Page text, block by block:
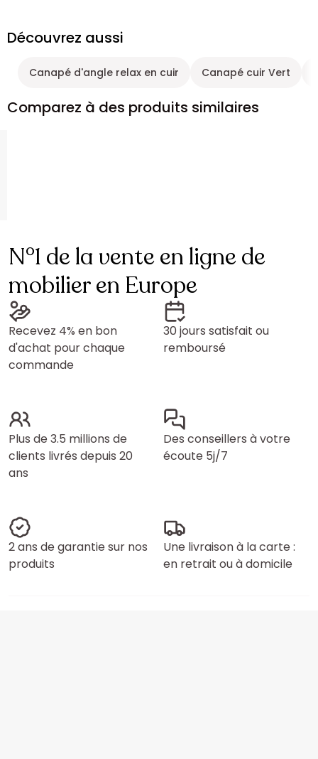
Découvrez aussi
Canapé d'angle relax en cuir Canapé cuir Vert
Comparez à des produits similaires
N°1 de la vente en ligne de
mobilier en Europe
Recevez 4% en bon
d'achat pour chaque
commande
30 jours satisfait ou
remboursé
Plus de 3.5 millions de
clients livrés depuis 20
ans
Des conseillers à votre
écoute 5j/7
2 ans de garantie sur nos
produits
Une livraison à la carte :
en retrait ou à domicile